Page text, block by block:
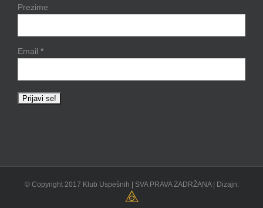
Prezime
Email *
© Copyright 2017 Klub Uspešnih | SVA PRAVA ZADRŽANA | Dizajn: